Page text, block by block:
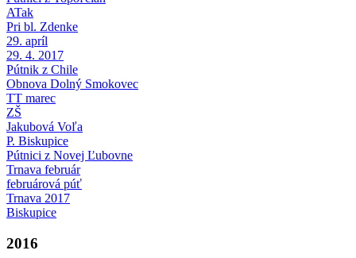
ATak
Pri bl. Zdenke
29. apríl
29. 4. 2017
Pútnik z Chile
Obnova Dolný Smokovec
TT marec
ZŠ
Jakubová Voľa
P. Biskupice
Pútnici z Novej Ľubovne
Trnava február
februárová púť
Trnava 2017
Biskupice
2016